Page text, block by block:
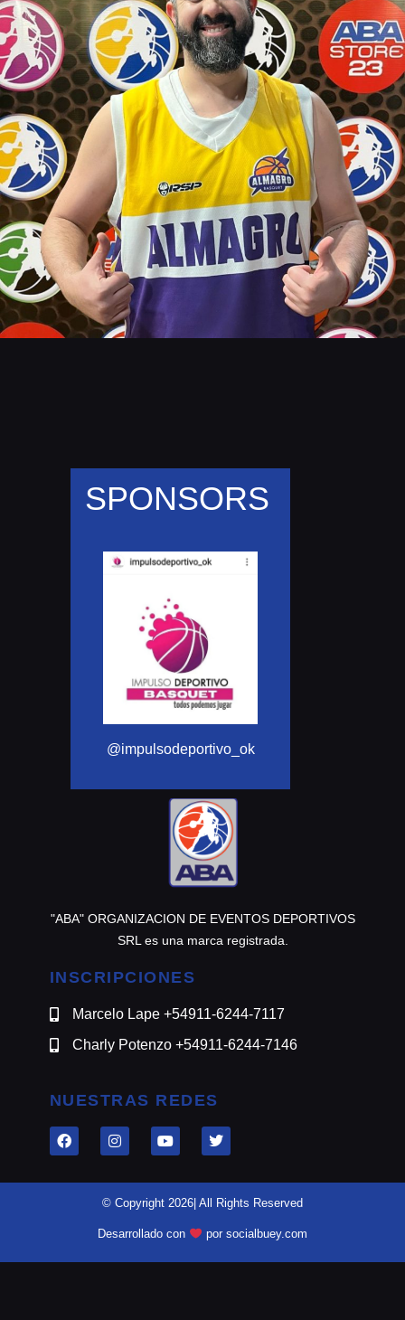
SPONSORS
@impulsodeportivo_ok
"ABA" ORGANIZACION DE EVENTOS DEPORTIVOS
SRL es una marca registrada.
INSCRIPCIONES
Marcelo Lape +54911-6244-7117
Charly Potenzo +54911-6244-7146
NUESTRAS REDES
© Copyright 2026| All Rights Reserved
Desarrollado con por socialbuey.com